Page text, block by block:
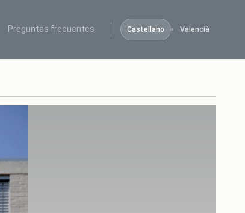
Preguntas frecuentes Castellano Valencià